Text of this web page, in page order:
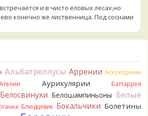
и в чисто еловых лесах,но
конечно же лиственница. Под соснами
всего он.
Альбатреллусы Аррении Аскокорине
Ателии Аурикулярии Баттаррея
Белосвинухи Белошампиньоны Белые
Блюдцевик Бокальчики Болетины